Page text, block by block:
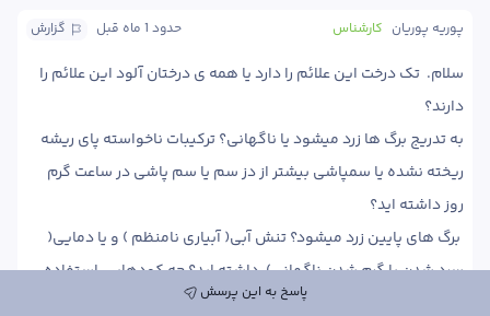
گزارش حدود 1 ماه قبل کارشناس پوریه پوریان
سرد شدن یا گرم شدن ناگهانی)  داشته اید؟ چه کودهایی استفاده
کرده اید؟ از کودهای حیوانی نپوسیده استفاده داشتید؟
پاسخ به این پرسش